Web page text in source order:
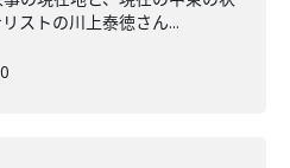
ストの川上泰徳さん...